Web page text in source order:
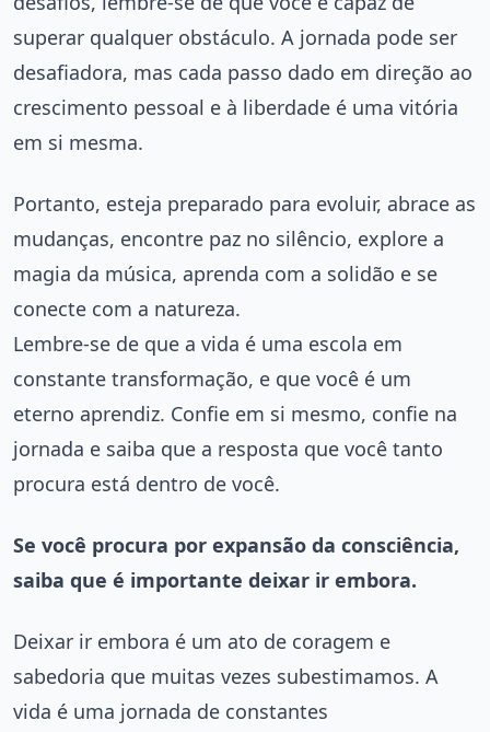
superar qualquer obstáculo. A jornada pode ser
desafiadora, mas cada passo dado em direção ao
crescimento pessoal e à liberdade é uma vitória
em si mesma.
Portanto, esteja preparado para evoluir, abrace as
mudanças, encontre paz no silêncio, explore a
magia da música, aprenda com a solidão e se
conecte com a natureza.
Lembre-se de que a vida é uma escola em
constante transformação, e que você é um
eterno aprendiz. Confie em si mesmo, confie na
jornada e saiba que a resposta que você tanto
procura está dentro de você.
Se você procura por expansão da consciência,
saiba que é importante deixar ir embora.
Deixar ir embora é um ato de coragem e
sabedoria que muitas vezes subestimamos. A
vida é uma jornada de constantes